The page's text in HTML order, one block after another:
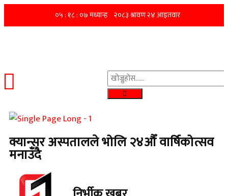
क्यान्सर अस्पतालले भोलि २४औँ वार्षिकोत्सव
मनाउँदै